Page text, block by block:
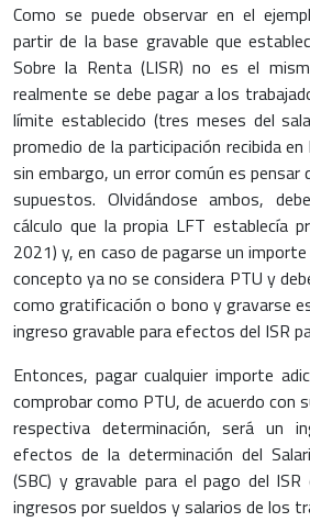
Como se puede observar en el
partir de la base gravable que
Sobre la Renta (LISR) no es el
realmente se debe pagar a los
límite establecido (tres meses del
promedio de la participación recibida
sin embargo, un error común es
supuestos. Olvidándose ambos,
cálculo que la propia LFT establecía
2021) y, en caso de pagarse un
concepto ya no se considera PTU y
como gratificación o bono y gravarse
ingreso gravable para efectos del ISR
Entonces, pagar cualquier importe
comprobar como PTU, de acuerdo con
respectiva determinación, será un
efectos de la determinación del
(SBC) y gravable para el pago del
ingresos por sueldos y salarios de los